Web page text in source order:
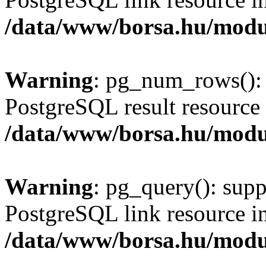
/data/www/borsa.hu/
Warning:
PostgreSQL result
/data/www/borsa.hu/
Warning: pg_query():
PostgreSQL link resource
/data/www/borsa.hu/